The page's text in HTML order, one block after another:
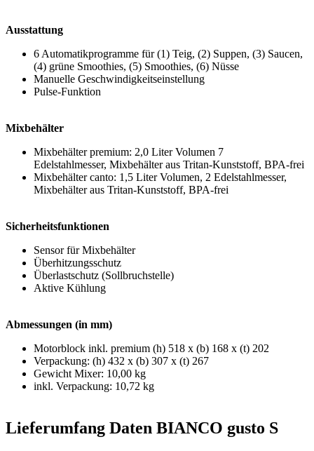
Ausstattung
6 Automatikprogramme für (1) Teig, (2) Suppen, (3) Saucen,
(4) grüne Smoothies, (5) Smoothies, (6) Nüsse
Manuelle Geschwindigkeitseinstellung
Pulse-Funktion
Mixbehälter
Mixbehälter premium: 2,0 Liter Volumen 7
Edelstahlmesser, Mixbehälter aus Tritan-Kunststoff, BPA-frei
Mixbehälter canto: 1,5 Liter Volumen, 2 Edelstahlmesser,
Mixbehälter aus Tritan-Kunststoff, BPA-frei
Sicherheitsfunktionen
Sensor für Mixbehälter
Überhitzungsschutz
Überlastschutz (Sollbruchstelle)
Aktive Kühlung
Abmessungen (in mm)
Motorblock inkl. premium (h) 518 x (b) 168 x (t) 202
Verpackung: (h) 432 x (b) 307 x (t) 267
Gewicht Mixer: 10,00 kg
inkl. Verpackung: 10,72 kg
Lieferumfang Daten BIANCO gusto S